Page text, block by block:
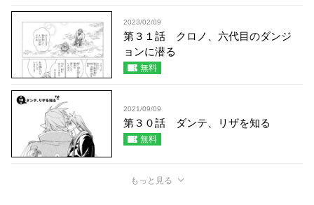
2023/02/09
第３１話 クロノ、六代目のダンジ
ョンに潜る
無料
2021/09/09
第３０話 ダンテ、リザを知る
無料
もっと見る